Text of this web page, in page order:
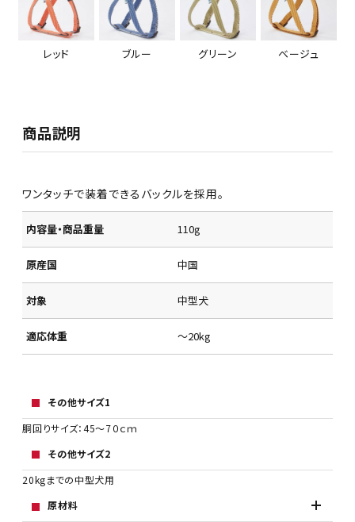
レッド ブルー グリーン ベージュ
商品説明
ワンタッチで装着できるバックルを採用。
内容量・商品重量 110g
原産国 中国
対象 中型犬
適応体重 ～20kg
その他サイズ1
胴回りサイズ：45～7０ｃｍ
その他サイズ2
20kgまでの中型犬用
原材料